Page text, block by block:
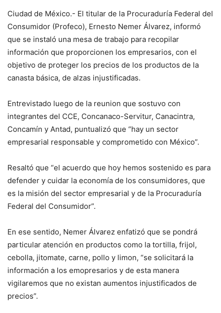
Ciudad de México.- El titular de la Procuraduría Federal del
Consumidor (Profeco), Ernesto Nemer Álvarez, informó
que se instaló una mesa de trabajo para recopilar
información que proporcionen los empresarios, con el
objetivo de proteger los precios de los productos de la
canasta básica, de alzas injustificadas.
Entrevistado luego de la reunion que sostuvo con
integrantes del CCE, Concanaco-Servitur, Canacintra,
Concamín y Antad, puntualizó que “hay un sector
empresarial responsable y comprometido con México”.
Resaltó que “el acuerdo que hoy hemos sostenido es para
defender y cuidar la economía de los consumidores, que
es la misión del sector empresarial y de la Procuraduría
Federal del Consumidor”.
En ese sentido, Nemer Álvarez enfatizó que se pondrá
particular atención en productos como la tortilla, frijol,
cebolla, jitomate, carne, pollo y limon, “se solicitará la
información a los emopresarios y de esta manera
vigilaremos que no existan aumentos injustificados de
precios”.